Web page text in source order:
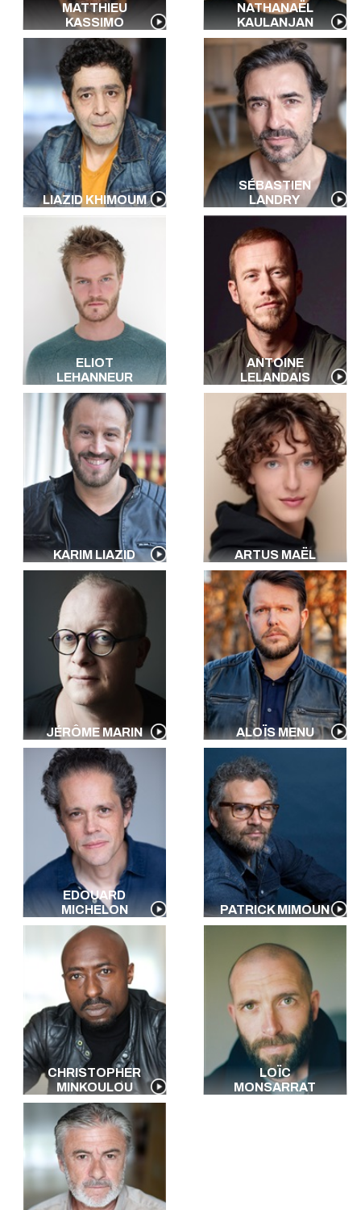
MATTHIEU
KASSIMO
NATHANAËL
KAULANJAN
LIAZID KHIMOUM
SÉBASTIEN
LANDRY
ELIOT
LEHANNEUR
ANTOINE
LELANDAIS
KARIM LIAZID ARTUS MAËL
JÉRÔME MARIN ALOÏS MENU
EDOUARD
MICHELON
PATRICK MIMOUN
CHRISTOPHER
MINKOULOU
LOÏC
MONSARRAT